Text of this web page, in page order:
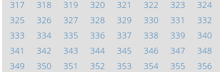
317
318 319 320 321 322 323
324
325
326 327 328 329 330 331
332
333
334 335 336 337 338 339
340
341
342 343 344 345 346 347
348
349
350 351 352 353 354 355
356